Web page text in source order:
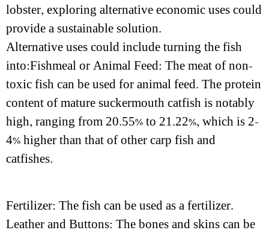
lobster, exploring alternative economic uses could
provide a sustainable solution.
Alternative uses could include turning the fish
into:Fishmeal or Animal Feed: The meat of non-
toxic fish can be used for animal feed. The protein
content of mature suckermouth catfish is notably
high, ranging from 20.55% to 21.22%, which is 2-
4% higher than that of other carp fish and
catfishes.
Fertilizer: The fish can be used as a fertilizer.
Leather and Buttons: The bones and skins can be